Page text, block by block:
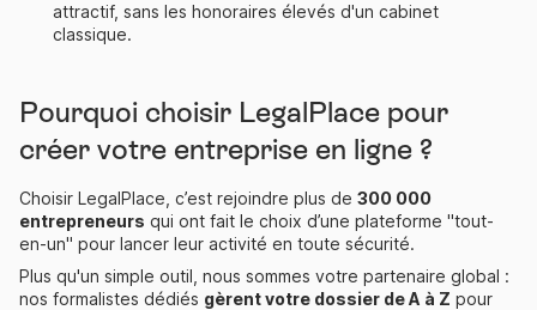
attractif, sans les honoraires élevés d'un cabinet
classique.
Pourquoi choisir LegalPlace pour
créer votre entreprise en ligne ?
Choisir LegalPlace, c’est rejoindre plus de 300 000
entrepreneurs qui ont fait le choix d’une plateforme "tout-
en-un" pour lancer leur activité en toute sécurité.
Plus qu'un simple outil, nous sommes votre partenaire global :
nos formalistes dédiés gèrent votre dossier de A à Z pour